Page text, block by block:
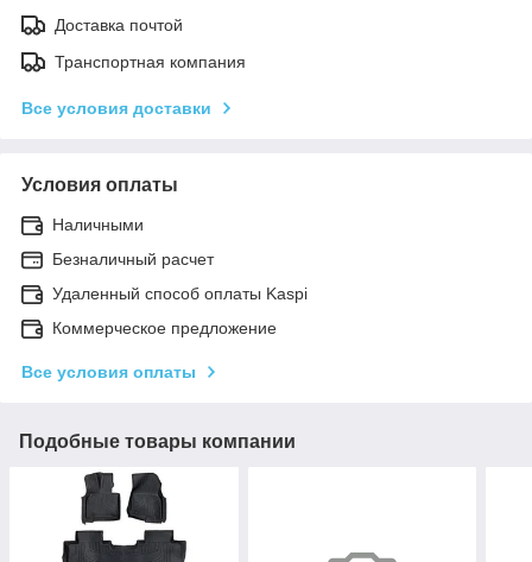
Доставка почтой
Транспортная компания
Все условия доставки
Условия оплаты
Наличными
Безналичный расчет
Удаленный способ оплаты Kaspi
Коммерческое предложение
Все условия оплаты
Подобные товары компании